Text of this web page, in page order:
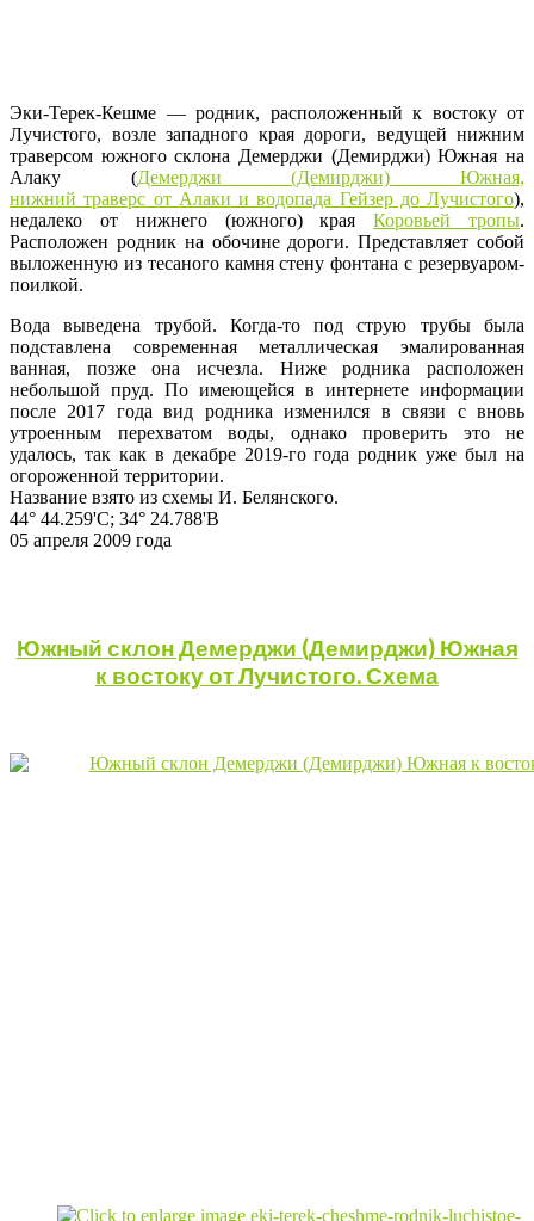
Эки-Терек-Кешме — родник, расположенный к востоку от
Лучистого, возле западного края дороги, ведущей нижним
траверсом южного склона Демерджи (Демирджи) Южная на
Алаку (Демерджи (Демирджи) Южная,
нижний траверс от Алаки иводопада Гейзердо Лучистого),
недалеко от нижнего (южного) краяКоровьей тропы.
Расположен родник на обочине дороги. Представляет собой
выложенную из тесаного камня стену фонтана с резервуаром-
поилкой.
Вода выведена трубой. Когда-то под струю трубы была
подставлена современная металлическая эмалированная
ванная, позже она исчезла. Ниже родника расположен
небольшой пруд. По имеющейся в интернете информации
после 2017 года вид родника изменился в связи с вновь
утроенным перехватом воды, однако проверить это не
удалось, так как в декабре 2019-го года родник уже был на
огороженной территории.
Название взято из схемы И. Белянского.
44° 44.259'С; 34° 24.788'В
05 апреля 2009 года
Южный склон Демерджи (Демирджи) Южная
к востоку от Лучистого. Схема